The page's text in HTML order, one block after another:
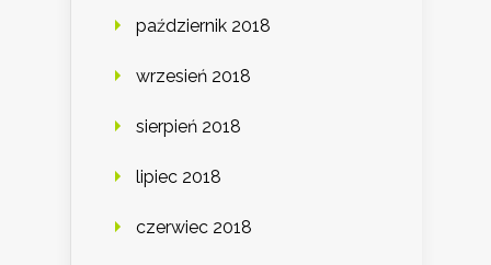
październik 2018
wrzesień 2018
sierpień 2018
lipiec 2018
czerwiec 2018